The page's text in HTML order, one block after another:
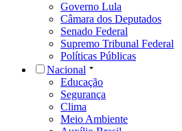
Governo Lula
Câmara dos Deputados
Senado Federal
Supremo Tribunal Federal
Políticas Públicas
Nacional
Educação
Segurança
Clima
Meio Ambiente